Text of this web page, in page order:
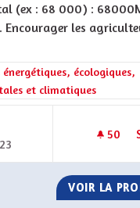
(ex : 68 000) :
Encourager les
de la catégorie : Les
écologiques,
et climatiques
50
VOIR LA